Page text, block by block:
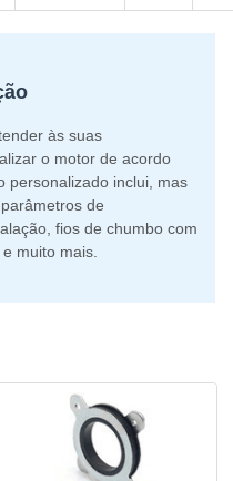
às suas
o motor de acordo
personalizado inclui, mas
de
fios de chumbo com
muito mais.